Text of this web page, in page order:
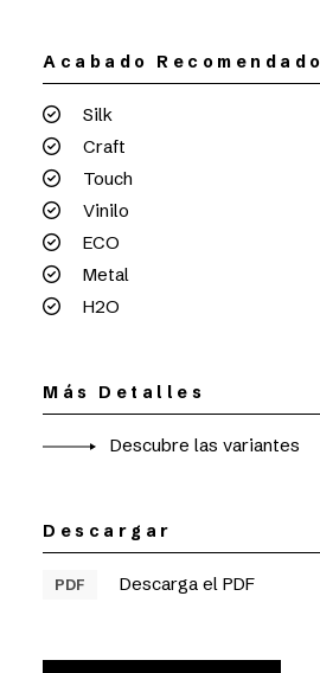
Acabado Recomendado
Silk
Craft
Touch
Vinilo
ECO
Metal
H2O
Más Detalles
Descubre las variantes
Descargar
PDF Descarga el PDF